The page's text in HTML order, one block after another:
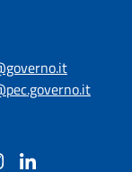
Instagram